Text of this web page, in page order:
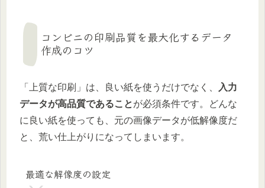
コンビニの印刷品質を最大化するデータ
作成のコツ
「上質な印刷」は、良い紙を使うだけでなく、
入力
データが高品質であることが必須条件です。どんな
に良い紙を使っても、元の画像データが低解像度だ
と、荒い仕上がりになってしまいます。
最適な解像度の設定